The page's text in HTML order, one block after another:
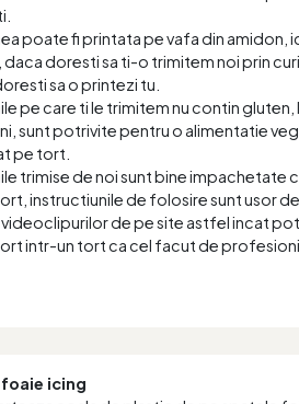
poate fi printata pe vafa din amidon,
daca doresti sa ti-o trimitem noi prin
sa o printezi tu.
pe care ti le trimitem nu contin gluten,
sunt potrivite pentru o alimentatie
pe tort.
trimise de noi sunt bine impachetate
instructiunile de folosire sunt usor
de pe site astfel incat
intr-un tort ca cel facut de
icing